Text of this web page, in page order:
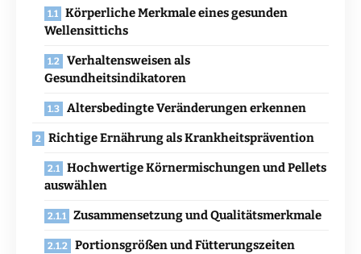
Körperliche Merkmale eines gesunden
Wellensittichs
Verhaltensweisen als
Gesundheitsindikatoren
Altersbedingte Veränderungen erkennen
Richtige Ernährung als Krankheitsprävention
Hochwertige Körnermischungen und Pellets
auswählen
Zusammensetzung und Qualitätsmerkmale
Portionsgrößen und Fütterungszeiten